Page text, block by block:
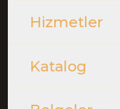
Hizmetler
Katalog